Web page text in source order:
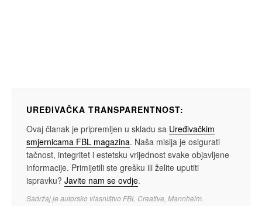
UREĐIVAČKA TRANSPARENTNOST:
Ovaj članak je pripremljen u skladu sa Uređivačkim
smjernicama FBL magazina. Naša misija je osigurati
tačnost, integritet i estetsku vrijednost svake objavljene
informacije. Primijetili ste grešku ili želite uputiti
ispravku? Javite nam se ovdje.
Sadržaj je autorsko vlasništvo FBL Creative, Mannheim.